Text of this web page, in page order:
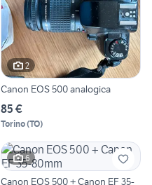
2
Canon EOS 500 analogica
85 €
Torino(TO)
6
Canon EOS 500 + Canon EF 35-